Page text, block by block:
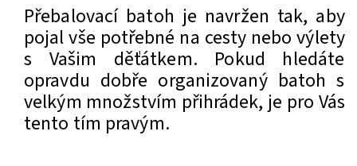
Přebalovací batoh je navržen tak, aby
pojal vše potřebné na cesty nebo výlety
s Vašim děťátkem. Pokud hledáte
opravdu dobře organizovaný batoh s
velkým množstvím přihrádek, je pro Vás
tento tím pravým.